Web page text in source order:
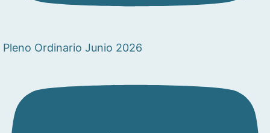
Pleno Ordinario Junio 2026